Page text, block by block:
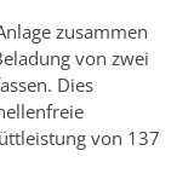
zusammen
von zwei
Dies
von 137